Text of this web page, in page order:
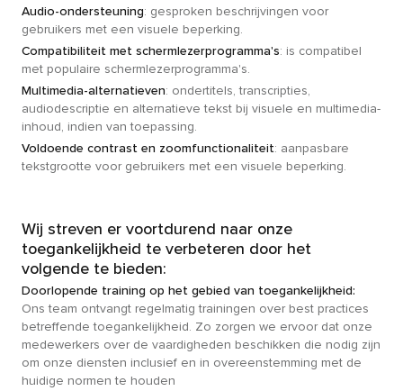
Audio-ondersteuning: gesproken beschrijvingen voor
gebruikers met een visuele beperking.
Compatibiliteit met schermlezerprogramma's: is compatibel
met populaire schermlezerprogramma's.
Multimedia-alternatieven: ondertitels, transcripties,
audiodescriptie en alternatieve tekst bij visuele en multimedia-
inhoud, indien van toepassing.
Voldoende contrast en zoomfunctionaliteit: aanpasbare
tekstgrootte voor gebruikers met een visuele beperking.
Wij streven er voortdurend naar onze
toegankelijkheid te verbeteren door het
volgende te bieden:
Doorlopende training op het gebied van toegankelijkheid:
Ons team ontvangt regelmatig trainingen over best practices
betreffende toegankelijkheid. Zo zorgen we ervoor dat onze
medewerkers over de vaardigheden beschikken die nodig zijn
om onze diensten inclusief en in overeenstemming met de
huidige normen te houden